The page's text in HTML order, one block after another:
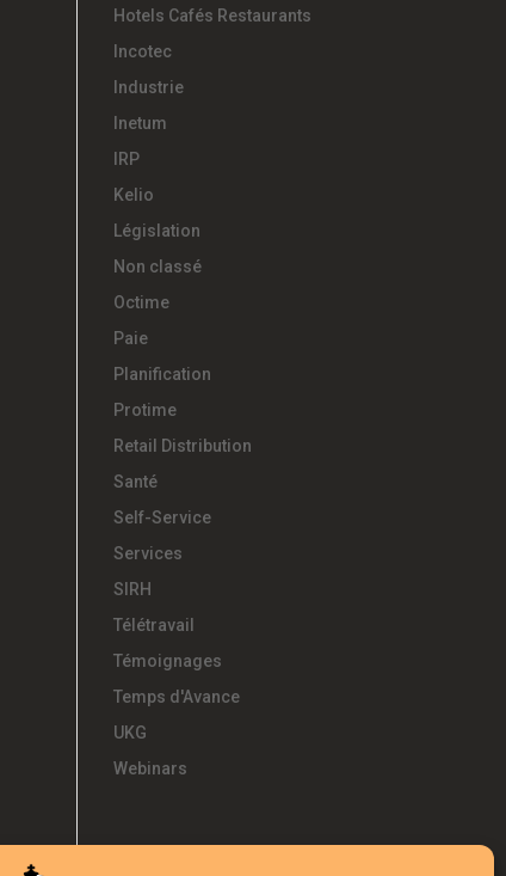
Hotels Cafés Restaurants
Incotec
Industrie
Inetum
IRP
Kelio
Législation
Non classé
Octime
Paie
Planification
Protime
Retail Distribution
Santé
Self-Service
Services
SIRH
Télétravail
Témoignages
Temps d'Avance
UKG
Webinars